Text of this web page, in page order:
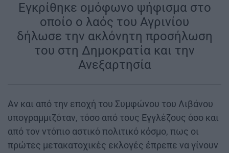
Εγκρίθηκε ομόφωνο ψήφισμα στο
οποίο ο λαός του Αγρινίου
δήλωσε την ακλόνητη προσήλωση
του στη Δημοκρατία και την
Ανεξαρτησία
Αν και από την εποχή του Συμφώνου του Λιβάνου
υπογραμμιζόταν, τόσο από τους Εγγλέζους όσο και
από τον ντόπιο αστικό πολιτικό κόσμο, πως οι
πρώτες μετακατοχικές εκλογές έπρεπε να γίνουν